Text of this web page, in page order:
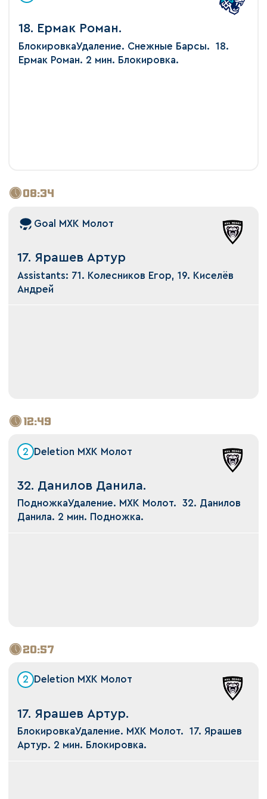
18. Ермак Роман.
БлокировкаУдаление. Снежные Барсы. 18.
Ермак Роман. 2 мин. Блокировка.
08:34
Goal МХК Молот
17. Ярашев Артур
Assistants: 71. Колесников Егор, 19. Киселёв
Андрей
12:49
2 Deletion МХК Молот
32. Данилов Данила.
ПодножкаУдаление. МХК Молот. 32. Данилов
Данила. 2 мин. Подножка.
20:57
2 Deletion МХК Молот
17. Ярашев Артур.
БлокировкаУдаление. МХК Молот. 17. Ярашев
Артур. 2 мин. Блокировка.